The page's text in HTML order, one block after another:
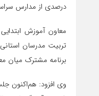
درصدی از مدارس
معاون آموزش
تربیت مدرسان
برنامه مشترک میان
وی افزود: هم‌اکنون